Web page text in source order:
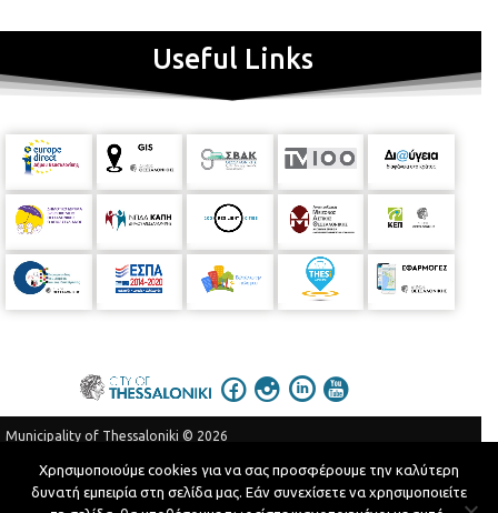
Useful Links
Municipality of Thessaloniki © 2026
Terms of Use
Privacy Policy
Telephone Catalog
Χρησιμοποιούμε cookies για να σας προσφέρουμε την καλύτερη
δυνατή εμπειρία στη σελίδα μας. Εάν συνεχίσετε να χρησιμοποιείτε